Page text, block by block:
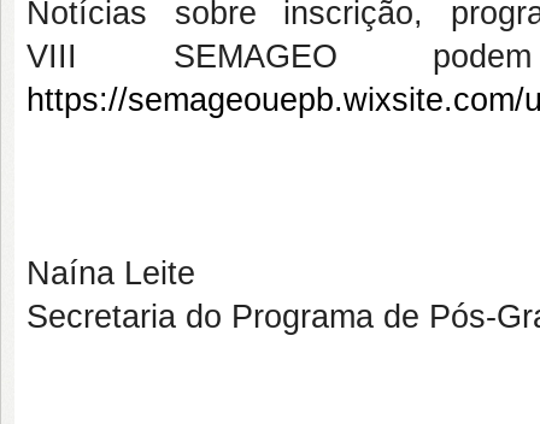
Notícias sobre inscrição,
VIII SEMAGEO
https://semageouepb.wixsite.com/
Naína Leite
Secretaria do Programa de Pós-